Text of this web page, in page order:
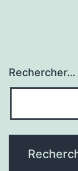
Rechercher…